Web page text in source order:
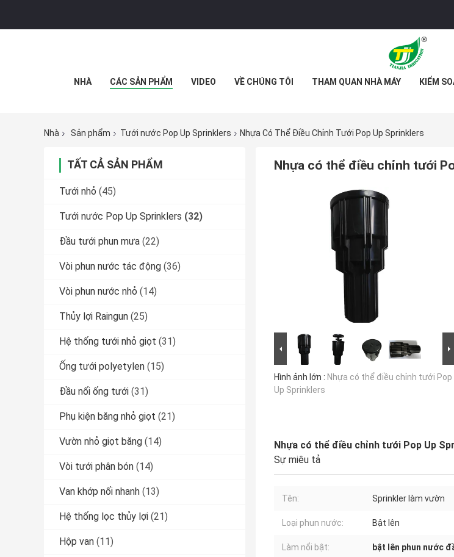
NHÀ CÁC SẢN PHẨM VIDEO VỀ CHÚNG TÔI THAM QUAN NHÀ MÁY KIỂM
Nhà Sản phẩm Tưới nước Pop Up Sprinklers Nhựa Có Thể Điều Chỉnh Tưới Pop Up Sprinklers
TẤT CẢ SẢN PHẨM
Tưới nhỏ (45)
Tưới nước Pop Up Sprinklers (32)
Đầu tưới phun mưa (22)
Vòi phun nước tác động (36)
Vòi phun nước nhỏ (14)
Thủy lợi Raingun (25)
Hệ thống tưới nhỏ giọt (31)
Ống tưới polyetylen (15)
Đầu nối ống tưới (31)
Phụ kiện băng nhỏ giọt (21)
Vườn nhỏ giọt băng (14)
Vòi tưới phân bón (14)
Van khớp nối nhanh (13)
Hệ thống lọc thủy lợi (21)
Hộp van (11)
Nhựa có thể điều chỉnh tưới
Hình ảnh lớn : Nhựa có thể điều chỉnh tưới Pop
Up Sprinklers
Nhựa có thể điều chỉnh tưới Pop Up
Sự miêu tả
Tên: Sprinkler làm vườn
Loại phun nước: Bật lên
Làm nổi bật: bật lên phun nước